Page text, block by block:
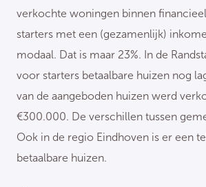
verkochte woningen binnen
starters met een (gezamenlijk)
modaal. Dat is maar 23%. In de
voor starters betaalbare huizen nog
van de aangeboden huizen werd
€300.000. De verschillen tussen
Ook in de regio Eindhoven is er een
betaalbare huizen.